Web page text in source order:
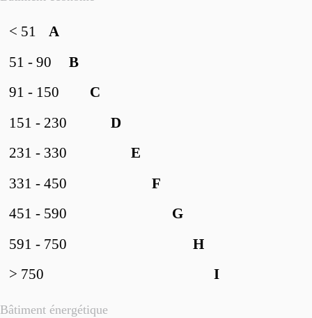
Bâtiment énergétique
A
< 51
B
51 - 90
C
91 - 150
D
151 - 230
E
231 - 330
F
331 - 450
G
451 - 590
H
591 - 750
I
> 750